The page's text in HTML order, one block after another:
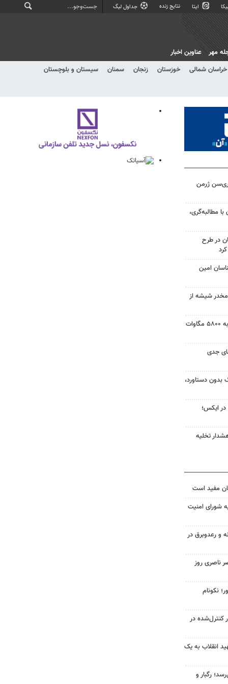
ایتا نتایج زنده جداول لیگ
خراسان شمالی خوزستان زنجان سمنان
سیستان و بلوچستان
مهر عناوین اخبار
ژرمن
مطالبه‌گری،
در طرح
امین
ماده مخدر شیشه از
ظرفیت نیروگاه‌های تجدیدپذیر به ۵۸۰۰ مگاوات
جدی
بدون دستاورد،
در ایکس؛
تخلیه
مفید است
شورای امنیت
و رعدوبرق در
ناصری روز
نکونام
کنترل‌شده در
انقلاب به یک
رگبار و